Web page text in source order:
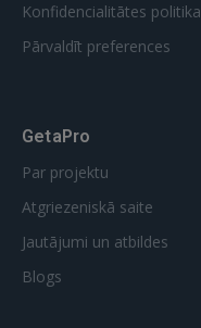
Konfidencialitātes politika
Pārvaldīt preferences
GetaPro
Par projektu
Atgriezeniskā saite
Jautājumi un atbildes
Blogs